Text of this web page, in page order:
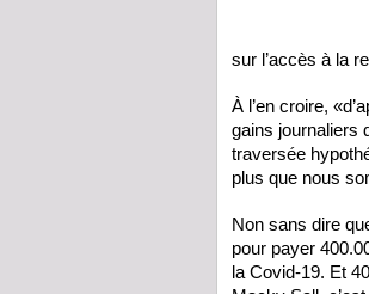
sur l’accès à la
À l’en croire,
gains journaliers
traversée
plus que nous
Non sans dire
pour payer
la Covid-19. Et